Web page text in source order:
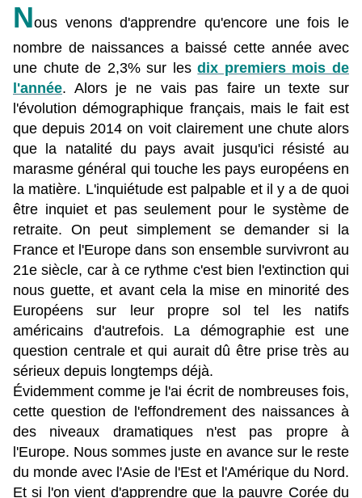
Nous venons d'apprendre qu'encore une fois le
nombre de naissances a baissé cette année avec
une chute de 2,3% sur les dix premiers mois de
l'année. Alors je ne vais pas faire un texte sur
l'évolution démographique français, mais le fait est
que depuis 2014 on voit clairement une chute alors
que la natalité du pays avait jusqu'ici résisté au
marasme général qui touche les pays européens en
la matière. L'inquiétude est palpable et il y a de quoi
être inquiet et pas seulement pour le système de
retraite. On peut simplement se demander si la
France et l'Europe dans son ensemble survivront au
21e siècle, car à ce rythme c'est bien l'extinction qui
nous guette, et avant cela la mise en minorité des
Européens sur leur propre sol tel les natifs
américains d'autrefois. La démographie est une
question centrale et qui aurait dû être prise très au
sérieux depuis longtemps déjà.
Évidemment comme je l'ai écrit de nombreuses fois,
cette question de l'effondrement des naissances à
des niveaux dramatiques n'est pas propre à
l'Europe. Nous sommes juste en avance sur le reste
du monde avec l'Asie de l'Est et l'Amérique du Nord.
Et si l'on vient d'apprendre que la pauvre Corée du